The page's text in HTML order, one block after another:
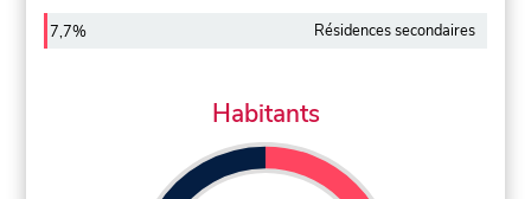
7,7% Résidences secondaires
Habitants